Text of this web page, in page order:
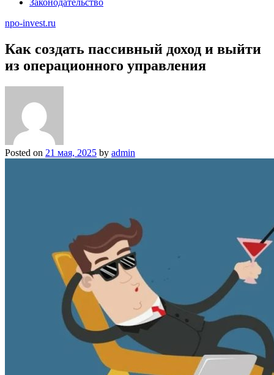
Законодательство
npo-invest.ru
Как создать пассивный доход и выйти
из операционного управления
Posted on 21 мая, 2025 by admin